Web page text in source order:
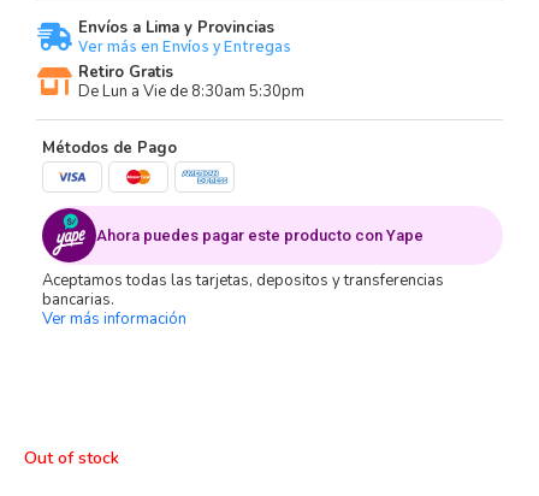
Envíos a Lima y Provincias
Ver más en Envíos y Entregas
Retiro Gratis
De Lun a Vie de 8:30am 5:30pm
Métodos de Pago
Ahora puedes pagar este producto con Yape
Aceptamos todas las tarjetas, depositos y transferencias
bancarias.
Ver más información
Out of stock